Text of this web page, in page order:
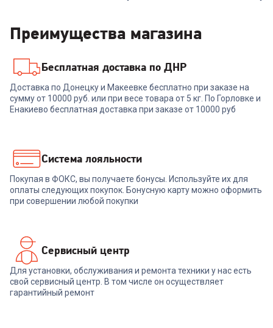
Кофеварка ARESA AR-1612
12 099₽
В корзину
Кофеварка GORENJE ATCM
730 T
В корзину
Преимущества магазина
Бесплатная доставка по ДНР
Доставка по Донецку и Макеевке бесплатно при заказе на
сумму от 10000 руб. или при весе товара от 5 кг. По Горловке и
Енакиево бесплатная доставка при заказе от 10000 руб
Система лояльности
Покупая в ФОКС, вы получаете бонусы. Используйте их для
оплаты следующих покупок. Бонусную карту можно оформить
при совершении любой покупки
Сервисный центр
Для установки, обслуживания и ремонта техники у нас есть
свой сервисный центр. В том числе он осуществляет
гарантийный ремонт